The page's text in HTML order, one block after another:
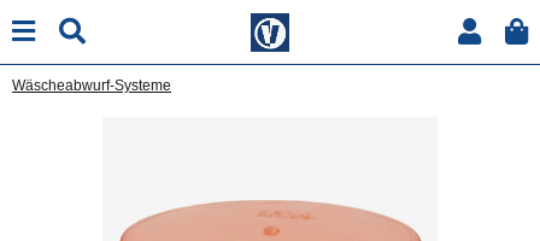
Wäscheabwurf-Systeme